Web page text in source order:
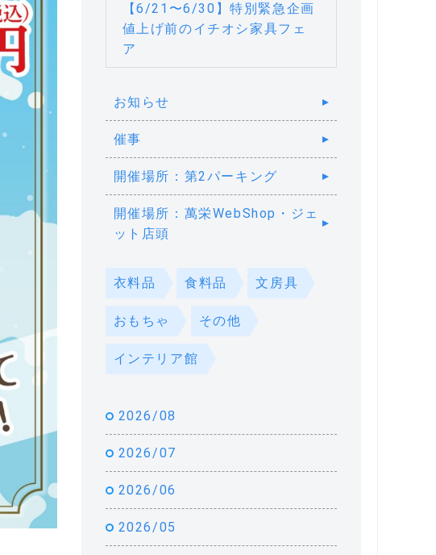
【6/21〜6/30】特別緊急企画
値上げ前のイチオシ家具フェ
ア
お知らせ
催事
開催場所：第2パーキング
開催場所：萬栄WebShop・ジェ
ット店頭
衣料品 食料品 文房具
おもちゃ その他
インテリア館
2026/08
2026/07
2026/06
2026/05